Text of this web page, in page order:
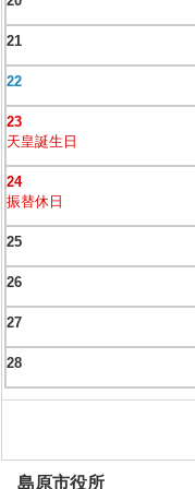
21
22
23
天皇誕生日
24
振替休日
25
26
27
28
島原市役所